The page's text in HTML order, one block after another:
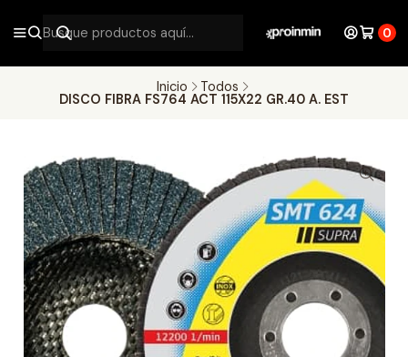
0
Inicio
Todos
DISCO FIBRA FS764 ACT 115X22 GR.40 A. EST